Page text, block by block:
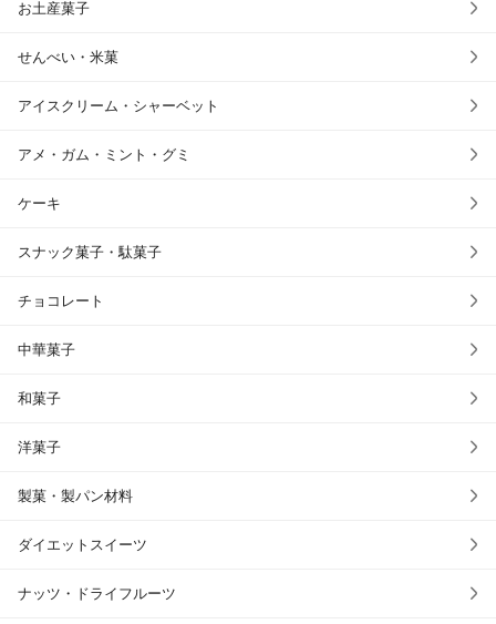
お土産菓子
せんべい・米菓
アイスクリーム・シャーベット
アメ・ガム・ミント・グミ
ケーキ
スナック菓子・駄菓子
チョコレート
中華菓子
和菓子
洋菓子
製菓・製パン材料
ダイエットスイーツ
ナッツ・ドライフルーツ